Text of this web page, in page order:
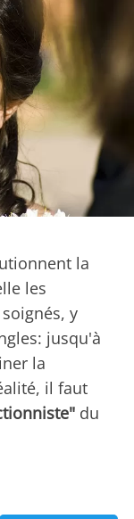
la
les
y
jusqu'à
la
il faut
du